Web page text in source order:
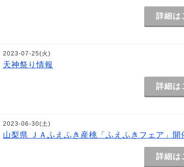
詳細は
2023-07-25(火)
天神祭り情報
詳細は
2023-06-30(土)
山梨県 ＪＡふえふき産桃「ふえふきフェア」開
詳細は